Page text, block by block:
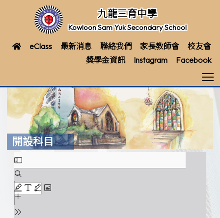
九龍三育中學
Kowloon Sam Yuk Secondary School
eClass 最新消息 聯絡我們 家長教師會
校友會
獎學金資訊
Instagram Facebook
開設科目